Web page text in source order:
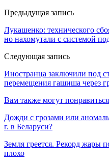
Предыдущая запись
Лукашенко: технического
но нахомутали с системой
Следующая запись
Иностранца заключили под
перемещения гашиша через
Вам также могут понравиться
Дожди с грозами или
г. в Беларуси?
Земля греется. Рекорд жары
плохо